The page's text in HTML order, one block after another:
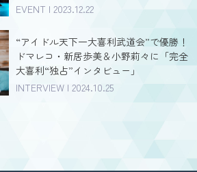
EVENT | 2023.12.22
“アイドル天下一大喜利武道会”で優勝！
ドマレコ・新居歩美＆小野莉々に「完全
大喜利“独占”インタビュー」
INTERVIEW | 2024.10.25